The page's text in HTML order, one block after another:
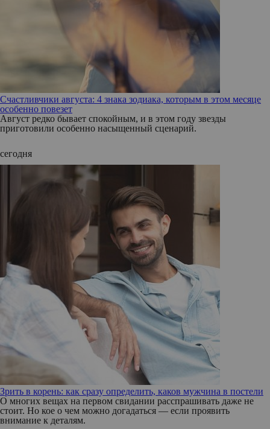
Счастливчики августа: 4 знака зодиака, которым в этом месяце
особенно повезет
Август редко бывает спокойным, и в этом году звезды
приготовили особенно насыщенный сценарий.
сегодня
Зрить в корень: как сразу определить, каков мужчина в постели
О многих вещах на первом свидании расспрашивать даже не
стоит. Но кое о чем можно догадаться — если проявить
внимание к деталям.